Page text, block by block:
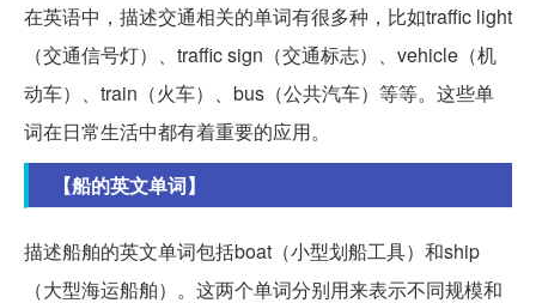
在英语中，描述交通相关的单词有很多种，比如traffic light
（交通信号灯）、traffic sign（交通标志）、vehicle（机
动车）、train（火车）、bus（公共汽车）等等。这些单
词在日常生活中都有着重要的应用。
【船的英文单词】
描述船舶的英文单词包括boat（小型划船工具）和ship
（大型海运船舶）。这两个单词分别用来表示不同规模和